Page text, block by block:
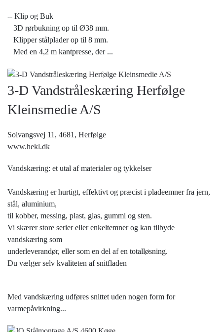
-- Klip og Buk
3D rørbukning op til Ø38 mm.
Klipper stålplader op til 8 mm.
Med en 4,2 m kantpresse, der ...
3-D Vandstråleskæring Herfølge
Kleinsmedie A/S
Solvangsvej 11, 4681, Herfølge
www.hekl.dk
Vandskæring: et utal af materialer og tykkelser
Vandskæring er hurtigt, effektivt og præcist i pladeemner fra jern,
stål, aluminium,
til kobber, messing, plast, glas, gummi og sten.
Vi skærer store serier eller enkeltemner og kan tilbyde
vandskæring som
underleverandør, eller som en del af en totalløsning.
Du vælger selv kvaliteten af snitfladen
Med vandskæring udføres snittet uden nogen form for
varmepåvirkning...